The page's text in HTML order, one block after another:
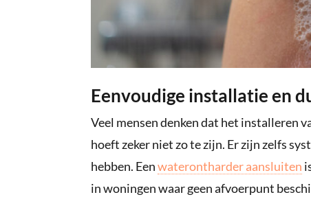
Eenvoudige installatie en
Veel mensen denken dat het installeren
hoeft zeker niet zo te zijn. Er zijn zelfs
hebben. Eenwaterontharder aansluiten
in woningen waar geen afvoerpunt